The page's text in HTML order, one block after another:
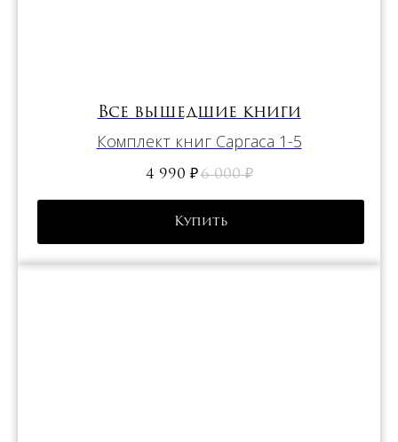
Все вышедшие книги
Комплект книг Саргаса 1-5
4 990 ₽6 000 ₽
Купить